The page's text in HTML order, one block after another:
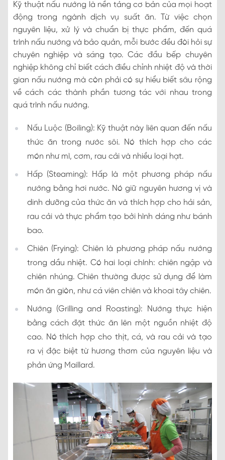
Kỹ thuật nấu nướng là nền tảng cơ bản của mọi hoạt
động trong ngành dịch vụ suất ăn. Từ việc chọn
nguyên liệu, xử lý và chuẩn bị thực phẩm, đến quá
trình nấu nướng và bảo quản, mỗi bước đều đòi hỏi sự
chuyên nghiệp và sáng tạo. Các đầu bếp chuyên
nghiệp không chỉ biết cách điều chỉnh nhiệt độ và thời
gian nấu nướng mà còn phải có sự hiểu biết sâu rộng
về cách các thành phần tương tác với nhau trong
quá trình nấu nướng.
Nấu Luộc (Boiling): Kỹ thuật này liên quan đến nấu
thức ăn trong nước sôi. Nó thích hợp cho các
món như mì, cơm, rau cải và nhiều loại hạt.
Hấp (Steaming): Hấp là một phương pháp nấu
nướng bằng hơi nước. Nó giữ nguyên hương vị và
dinh dưỡng của thức ăn và thích hợp cho hải sản,
rau cải và thực phẩm tạo bởi hình dáng như bánh
bao.
Chiên (Frying): Chiên là phương pháp nấu nướng
trong dầu nhiệt. Có hai loại chính: chiên ngập và
chiên nhúng. Chiên thường được sử dụng để làm
món ăn giòn, như cá viên chiên và khoai tây chiên.
Nướng (Grilling and Roasting): Nướng thực hiện
bằng cách đặt thức ăn lên một nguồn nhiệt độ
cao. Nó thích hợp cho thịt, cá, và rau cải và tạo
ra vị đặc biệt từ hương thơm của nguyên liệu và
phản ứng Maillard.